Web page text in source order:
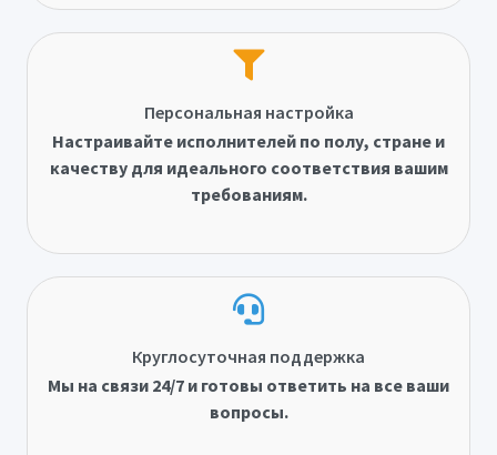
Персональная настройка
Настраивайте исполнителей по полу, стране и
качеству для идеального соответствия вашим
требованиям.
Круглосуточная поддержка
Мы на связи 24/7 и готовы ответить на все ваши
вопросы.